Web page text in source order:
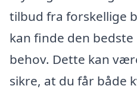
tilbud fra forskellige
kan finde den
behov. Dette kan
sikre, at du får både